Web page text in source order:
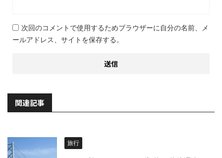
次回のコメントで使用するためブラウザーに自分の名前、メ
ールアドレス、サイトを保存する。
関連記事
旅行